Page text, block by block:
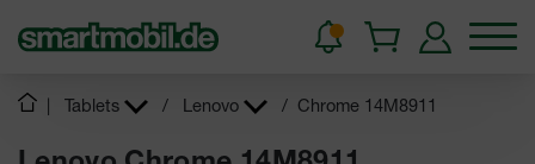
Tablets / Lenovo / Chrome 14M8911